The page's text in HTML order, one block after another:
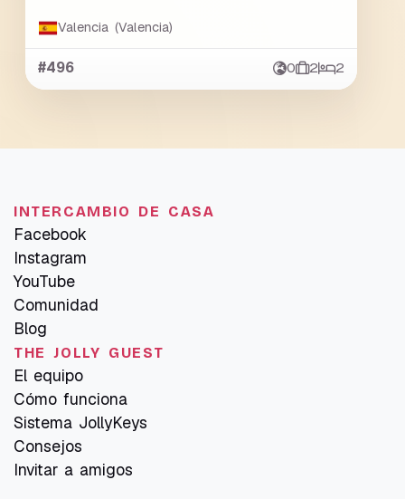
Valencia (Valencia)
#496 0 2 2
INTERCAMBIO DE CASA
Facebook
Instagram
YouTube
Comunidad
Blog
THE JOLLY GUEST
El equipo
Cómo funciona
Sistema JollyKeys
Consejos
Invitar a amigos